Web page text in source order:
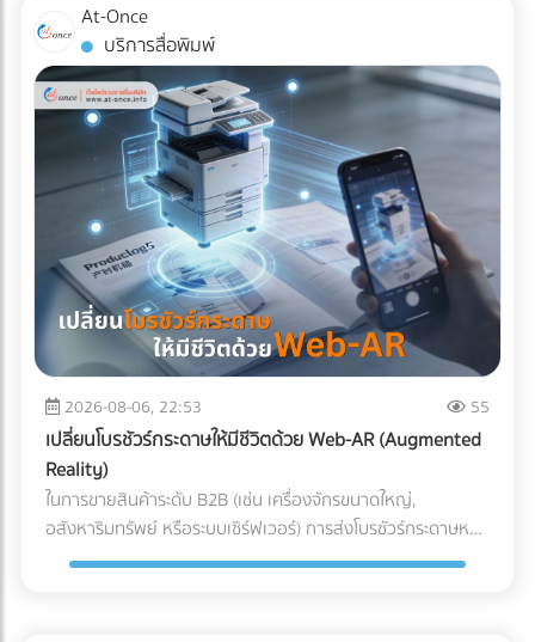
ต้องหยุดทำงานไปด้วย เพื่อความปลอดภัยของช่างไฟที่กำลัง
ซ่อมแซมสายไฟอยู่ด้านนอก ทำให้โรงงานต้องพึ่งพาเครื่องปั่นไฟ
(Generator) ที่ใช้น้ำมันดีเซลซึ่งมีต้นทุนสูงและปล่อยมลพิษอีก
ด้วย แต่ในปี 2026 เทคโนโลยี Industrial ESS (Energy Storage
System) หรือแบตเตอรี่อุตสาหกรรม ได้เข้ามาปฏิวัติวงการ การ
ผสานระบบ Solar Hybrid เข้ากับ ESS กลายเป็นจิ๊กซอว์ชิ้น
สำคัญที่เจ้าของโรงงานกำลังจับตามอง คำถามคือ... การลงทุน
ระบบนี้ "คุ้มทุน" จริงหรือไม่? บทความนี้จะพาคุณไปเจาะลึกทุกมิติ
ครับ "ต้นทุนแฝง" เมื่อเครื่องจักรสะดุด ที่บิลค่าไฟไม่ได้บอกคุณ
ก่อนจะตอบว่าแบตเตอรี่คุ้มไหม เราต้องประเมิน "ความสูญเสีย"
ที่แท้จริงเวลาโรงงานไฟดับกันก่อนครับ ซึ่งมักจะประกอบไปด้วย 3
ประเด็นที่รบกวนใจผู้บริหารหลายคน: วัตถุดิบที่ต้องเททิ้ง
(Wasted Raw Materials): สำหรับโรงงานพลาสติก อาหาร
หรือเคมีภัณฑ์ หากความร้อนตกหรือสายพานหยุดกะทันหัน
วัตถุดิบที่ค้างอยู่ในเครื่องจักรจะเสียหายและกลายเป็นของเสีย
(Defect/Scrap) ทันที เวลาในการรีเซ็ตระบบ (Downtime &
Restart Time): ไฟดับ 15 นาที ไม่ได้แปลว่ากลับมาผลิตต่อได้ใน
นาทีที่ 16 เครื่องจักรขนาดใหญ่ CNC หรือเตาอบ ต้องใช้เวลา
วอร์มอัปและตั้งค่าพารามิเตอร์ใหม่ ซึ่งอาจกินเวลาเป็นชั่วโมง ค่า
ปรับและความเชื่อมั่น (Penalties & Reputation): การสะดุดของ
At-Once
บริการสื่อพิมพ์
2026-08-06, 22:53 55
เปลี่ยนโบรชัวร์กระดาษให้มีชีวิตด้วย Web-AR (Augmented
Reality)
ในการขายสินค้าระดับ B2B (เช่น เครื่องจักรขนาดใหญ่,
อสังหาริมทรัพย์ หรือระบบเซิร์ฟเวอร์) การส่งโบรชัวร์กระดาษหนา
เตอะให้ผู้บริหารอ่าน มักจะจบลงที่ถังขยะ ในยุคที่คู่แข่งต่างนำ